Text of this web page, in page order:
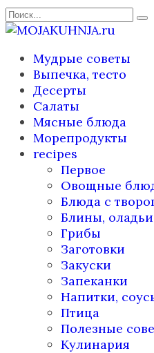
Перейти
к
Search
for:
Мудрые советы
Выпечка, тесто
Десерты
Салаты
Мясные блюда
Морепродукты
recipes
Первое
Овощные
Блюда с
Блины,
Грибы
Заготовки
Закуски
Запеканки
Напитки,
Птица
Полезные
Кулинария